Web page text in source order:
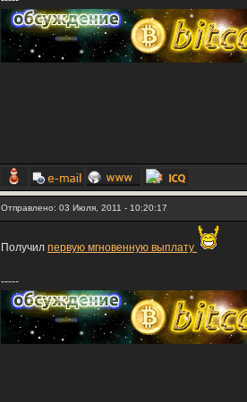
Отправлено: 03 Июля, 2011 - 10:20:17
Получил первую мгновенную выплату
-----